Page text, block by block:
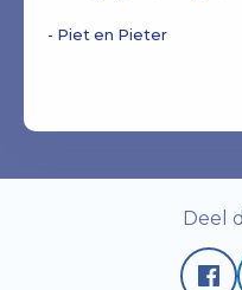
Piet en Pieter
Deel